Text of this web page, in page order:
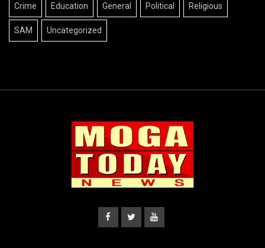
Crime Education General Political Religious
SAM Uncategorized